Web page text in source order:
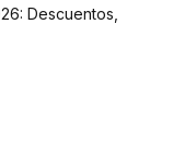
Descuentos,